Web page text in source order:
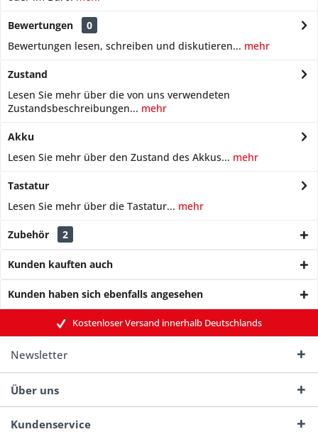
Bewertungen
0
Bewertungen lesen, schreiben und diskutieren... mehr
Zustand
Lesen Sie mehr über die von uns verwendeten
Zustandsbeschreibungen... mehr
Akku
Lesen Sie mehr über den Zustand des Akkus... mehr
Tastatur
Lesen Sie mehr über die Tastatur... mehr
Zubehör 2
Kunden kauften auch
Kunden haben sich ebenfalls angesehen
Kostenloser Versand innerhalb Deutschlands
Newsletter
Über uns
Kundenservice